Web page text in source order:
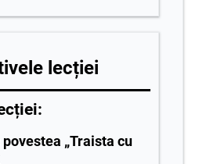
lecției
„Traista cu